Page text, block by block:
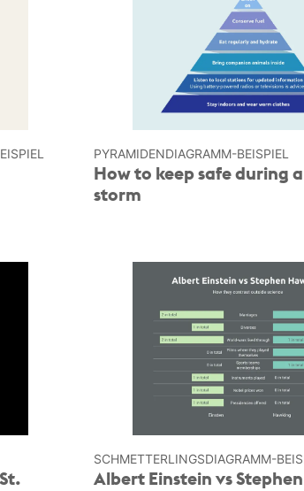
PYRAMIDEN­DIAGRAMM-BEISPIEL
How to keep safe during
storm
SCHMETTERLINGS­DIAGRAMM-
Albert Einstein vs